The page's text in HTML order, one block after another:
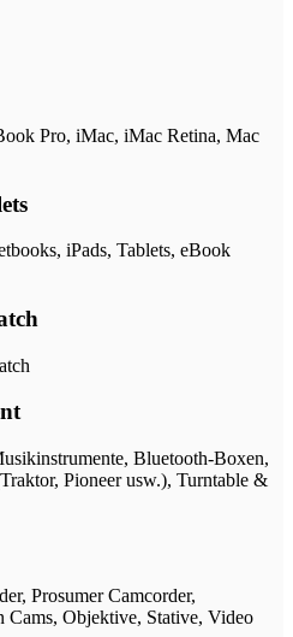
Pro, iMac, iMac Retina, Mac
iPads, Tablets, eBook
Bluetooth-Boxen,
Pioneer usw.), Turntable &
Prosumer Camcorder,
Cams, Objektive, Stative, Video